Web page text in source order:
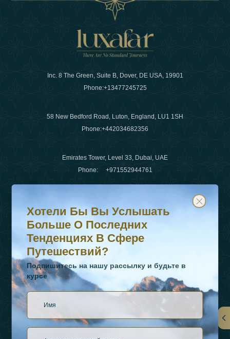
Inc. 8 The Green, Suite B, Dover, DE USA, 19901
Phone:+13477245725
58 New Bedford Road, Luton, England, LU1 1SH
Phone:+442034682356
Emirates Tower, Level 33, Dubai, UAE
Phone: +971552944761
WhatsApp Нет :+442034682356
+971552944761
Хотели бы вы услышать больше о последних
Подпишитесь на нашу рассылку и будьте в курсе
Хотели Бы Вы Услышать
Больше О Последних
Тенденциях В Сфере
Путешествий?
Подпишитесь на нашу рассылку и будьте в
курсе